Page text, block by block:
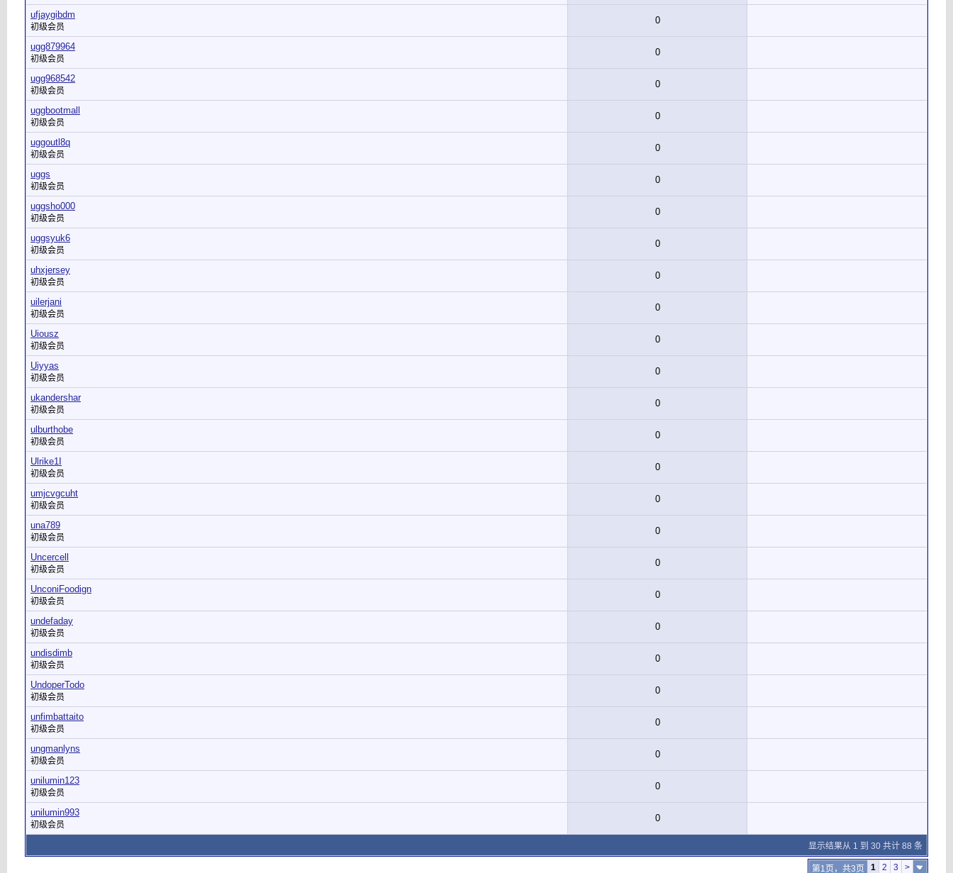
ufjaygibdm
初级会员
0
ugg879964
初级会员
0
ugg968542
初级会员
0
uggbootmall
初级会员
0
uggoutl8q
初级会员
0
uggs
初级会员
0
uggsho000
初级会员
0
uggsyuk6
初级会员
0
uhxjersey
初级会员
0
uilerjani
初级会员
0
Uiousz
初级会员
0
Uiyyas
初级会员
0
ukandershar
初级会员
0
ulburthobe
初级会员
0
Ulrike1I
初级会员
0
umjcvgcuht
初级会员
0
una789
初级会员
0
Uncercell
初级会员
0
UnconiFoodign
初级会员
0
undefaday
初级会员
0
undisdimb
初级会员
0
UndoperTodo
初级会员
0
unfimbattaito
初级会员
0
ungmanlyns
初级会员
0
unilumin123
初级会员
0
unilumin993
初级会员
0
显示结果从 1 到 30 共计 88 条
第1页，共3页 1 2 3 >